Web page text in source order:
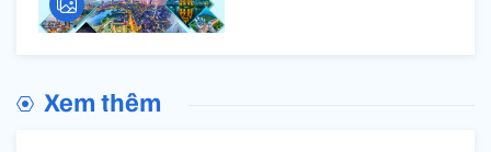
Xem thêm